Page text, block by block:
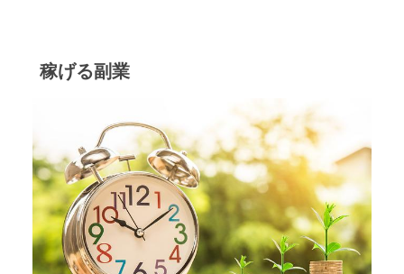
稼げる副業